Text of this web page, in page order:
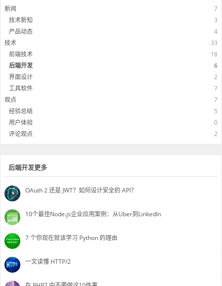
新闻
7
技术新知
3
产品动态
4
技术
33
前端技术
18
后端开发
6
界面设计
2
工具软件
7
观点
7
经验总结
5
用户体验
0
评论观点
2
后端开发更多
OAuth 2 还是 JWT？如何设计安全的 API？
10个最佳Node.js企业应用案例：从Uber到LinkedIn
7 个你现在就该学习 Python 的理由
一文读懂 HTTP/2